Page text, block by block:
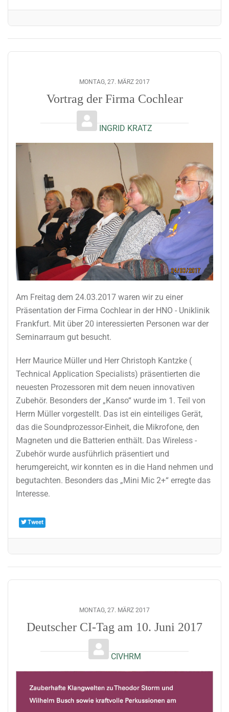
MONTAG, 27. MÄRZ 2017
Vortrag der Firma Cochlear
INGRID KRATZ
Am Freitag dem 24.03.2017 waren wir zu einer
Präsentation der Firma Cochlear in der HNO - Uniklinik
Frankfurt. Mit über 20 interessierten Personen war der
Seminarraum gut besucht.
Herr Maurice Müller und Herr Christoph Kantzke (
Technical Application Specialists) präsentierten die
neuesten Prozessoren mit dem neuen innovativen
Zubehör. Besonders der „Kanso“ wurde im 1. Teil von
Herrn Müller vorgestellt. Das ist ein einteiliges Gerät,
das die Soundprozessor-Einheit, die Mikrofone, den
Magneten und die Batterien enthält. Das Wireless -
Zubehör wurde ausführlich präsentiert und
herumgereicht, wir konnten es in die Hand nehmen und
begutachten. Besonders das „Mini Mic 2+“ erregte das
Interesse.
Tweet
MONTAG, 27. MÄRZ 2017
Deutscher CI-Tag am 10. Juni 2017
CIVHRM